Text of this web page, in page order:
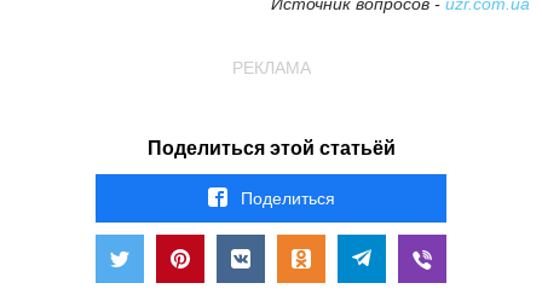
РЕКЛАМА
Поделиться этой статьёй
Поделиться